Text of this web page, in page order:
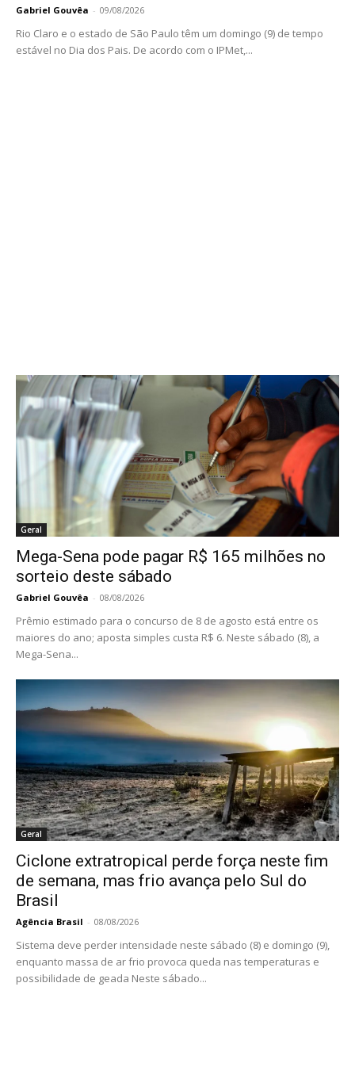
Gabriel Gouvêa - 09/08/2026
Rio Claro e o estado de São Paulo têm um domingo (9) de tempo
estável no Dia dos Pais. De acordo com o IPMet,...
Geral
Mega-Sena pode pagar R$ 165 milhões no
sorteio deste sábado
Gabriel Gouvêa - 08/08/2026
Prêmio estimado para o concurso de 8 de agosto está entre os
maiores do ano; aposta simples custa R$ 6. Neste sábado (8), a
Mega-Sena...
Geral
Ciclone extratropical perde força neste fim
de semana, mas frio avança pelo Sul do
Brasil
Agência Brasil - 08/08/2026
Sistema deve perder intensidade neste sábado (8) e domingo (9),
enquanto massa de ar frio provoca queda nas temperaturas e
possibilidade de geada Neste sábado...